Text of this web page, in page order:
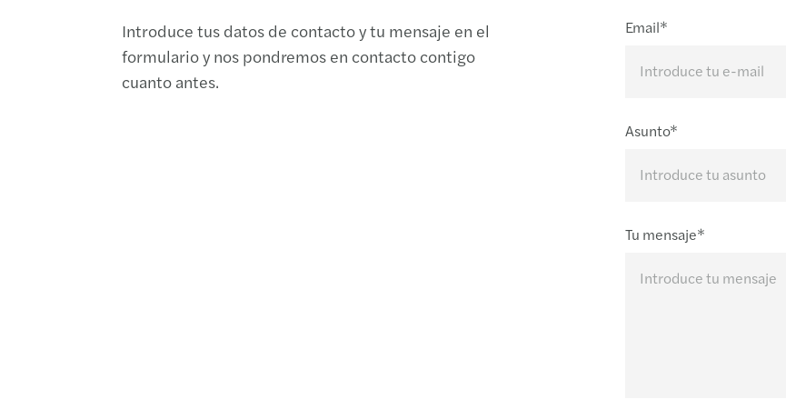
Introduce tus datos de contacto y tu mensaje en el
formulario y nos pondremos en contacto contigo
cuanto antes.
Email*
Asunto*
Tu mensaje*